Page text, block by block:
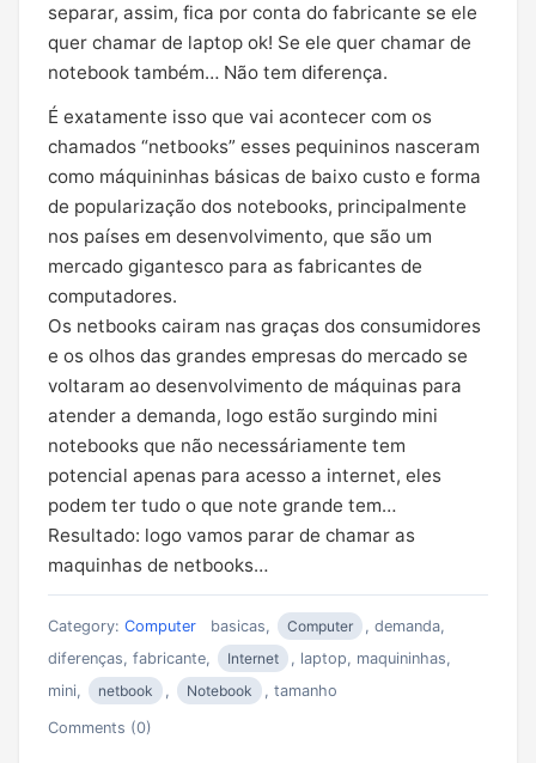
separar, assim, fica por conta do fabricante se ele
quer chamar de laptop ok! Se ele quer chamar de
notebook também… Não tem diferença.
É exatamente isso que vai acontecer com os
chamados “netbooks” esses pequininos nasceram
como máquininhas básicas de baixo custo e forma
de popularização dos notebooks, principalmente
nos países em desenvolvimento, que são um
mercado gigantesco para as fabricantes de
computadores.
Os netbooks cairam nas graças dos consumidores
e os olhos das grandes empresas do mercado se
voltaram ao desenvolvimento de máquinas para
atender a demanda, logo estão surgindo mini
notebooks que não necessáriamente tem
potencial apenas para acesso a internet, eles
podem ter tudo o que note grande tem…
Resultado: logo vamos parar de chamar as
maquinhas de netbooks…
Category: Computer basicas, Computer
, demanda,
diferenças, fabricante,
Internet
, laptop, maquininhas,
mini,
netbook , Notebook , tamanho
Comments (0)